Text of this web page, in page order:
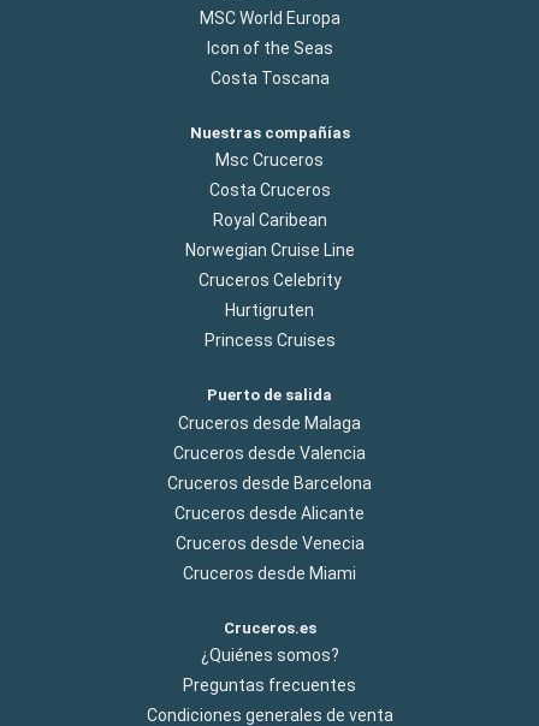
MSC World Europa
Icon of the Seas
Costa Toscana
Nuestras compañías
Msc Cruceros
Costa Cruceros
Royal Caribean
Norwegian Cruise Line
Cruceros Celebrity
Hurtigruten
Princess Cruises
Puerto de salida
Cruceros desde Malaga
Cruceros desde Valencia
Cruceros desde Barcelona
Cruceros desde Alicante
Cruceros desde Venecia
Cruceros desde Miami
Cruceros.es
¿Quiénes somos?
Preguntas frecuentes
Condiciones generales de venta